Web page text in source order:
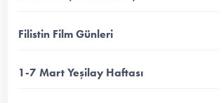
Filistin Film Günleri
1-7 Mart Yeşilay Haftası